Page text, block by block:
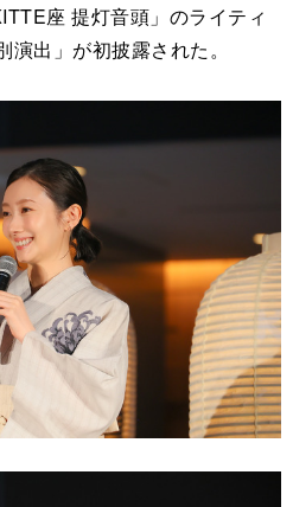
座 提灯音頭」のライティ
出」が初披露された。